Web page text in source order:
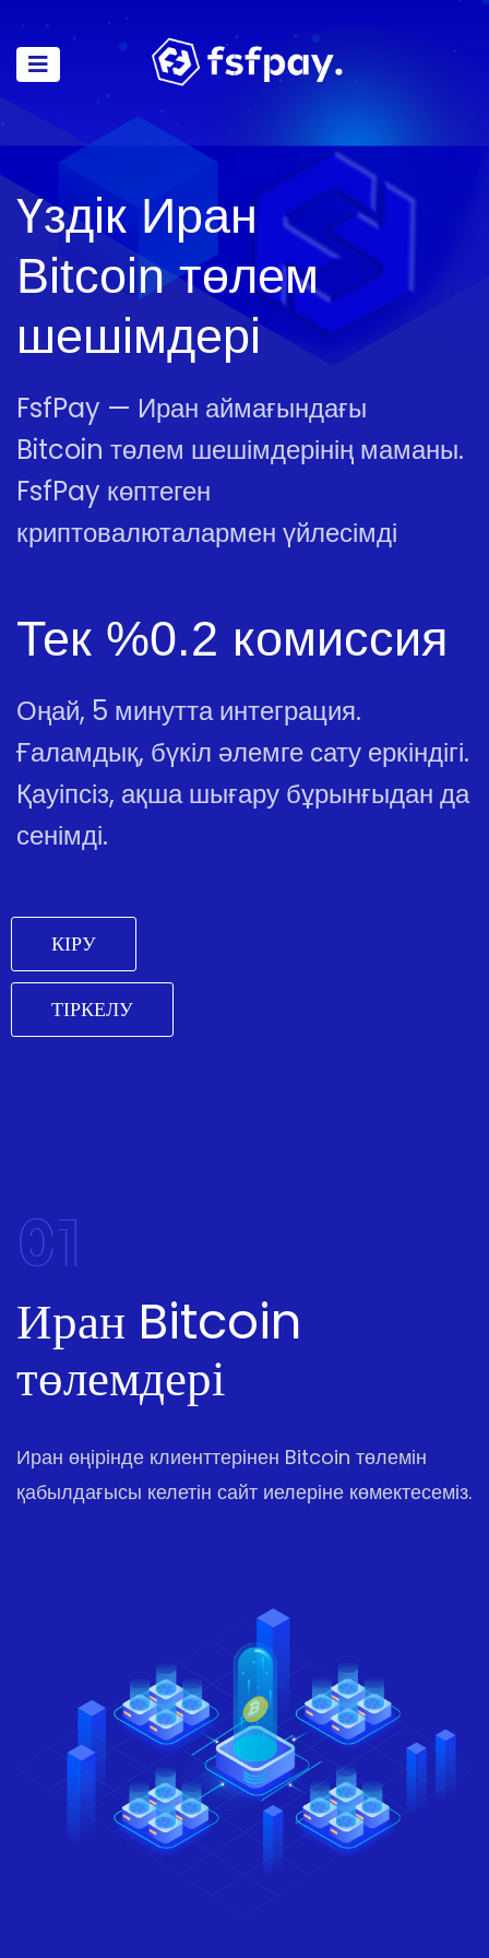
Үздік Иран
Bitcoin төлем
шешімдері
FsfPay — Иран аймағындағы
Bitcoin төлем шешімдерінің маманы.
FsfPay көптеген
криптовалюталармен үйлесімді
Тек %0.2 комиссия
Оңай, 5 минутта интеграция.
Ғаламдық, бүкіл әлемге сату еркіндігі.
Қауіпсіз, ақша шығару бұрынғыдан да
сенімді.
КІРУ
ТІРКЕЛУ
01
Иран Bitcoin
төлемдері
Иран өңірінде клиенттерінен Bitcoin төлемін
қабылдағысы келетін сайт иелеріне көмектесеміз.